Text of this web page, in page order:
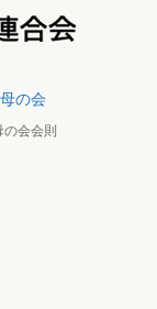
の会
の会会則